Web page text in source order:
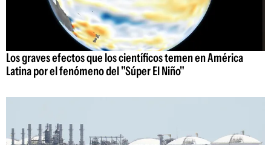
Los graves efectos que los científicos temen en América
Latina por el fenómeno del "Súper El Niño"